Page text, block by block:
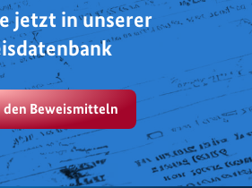
jetzt in unserer
den Beweismitteln